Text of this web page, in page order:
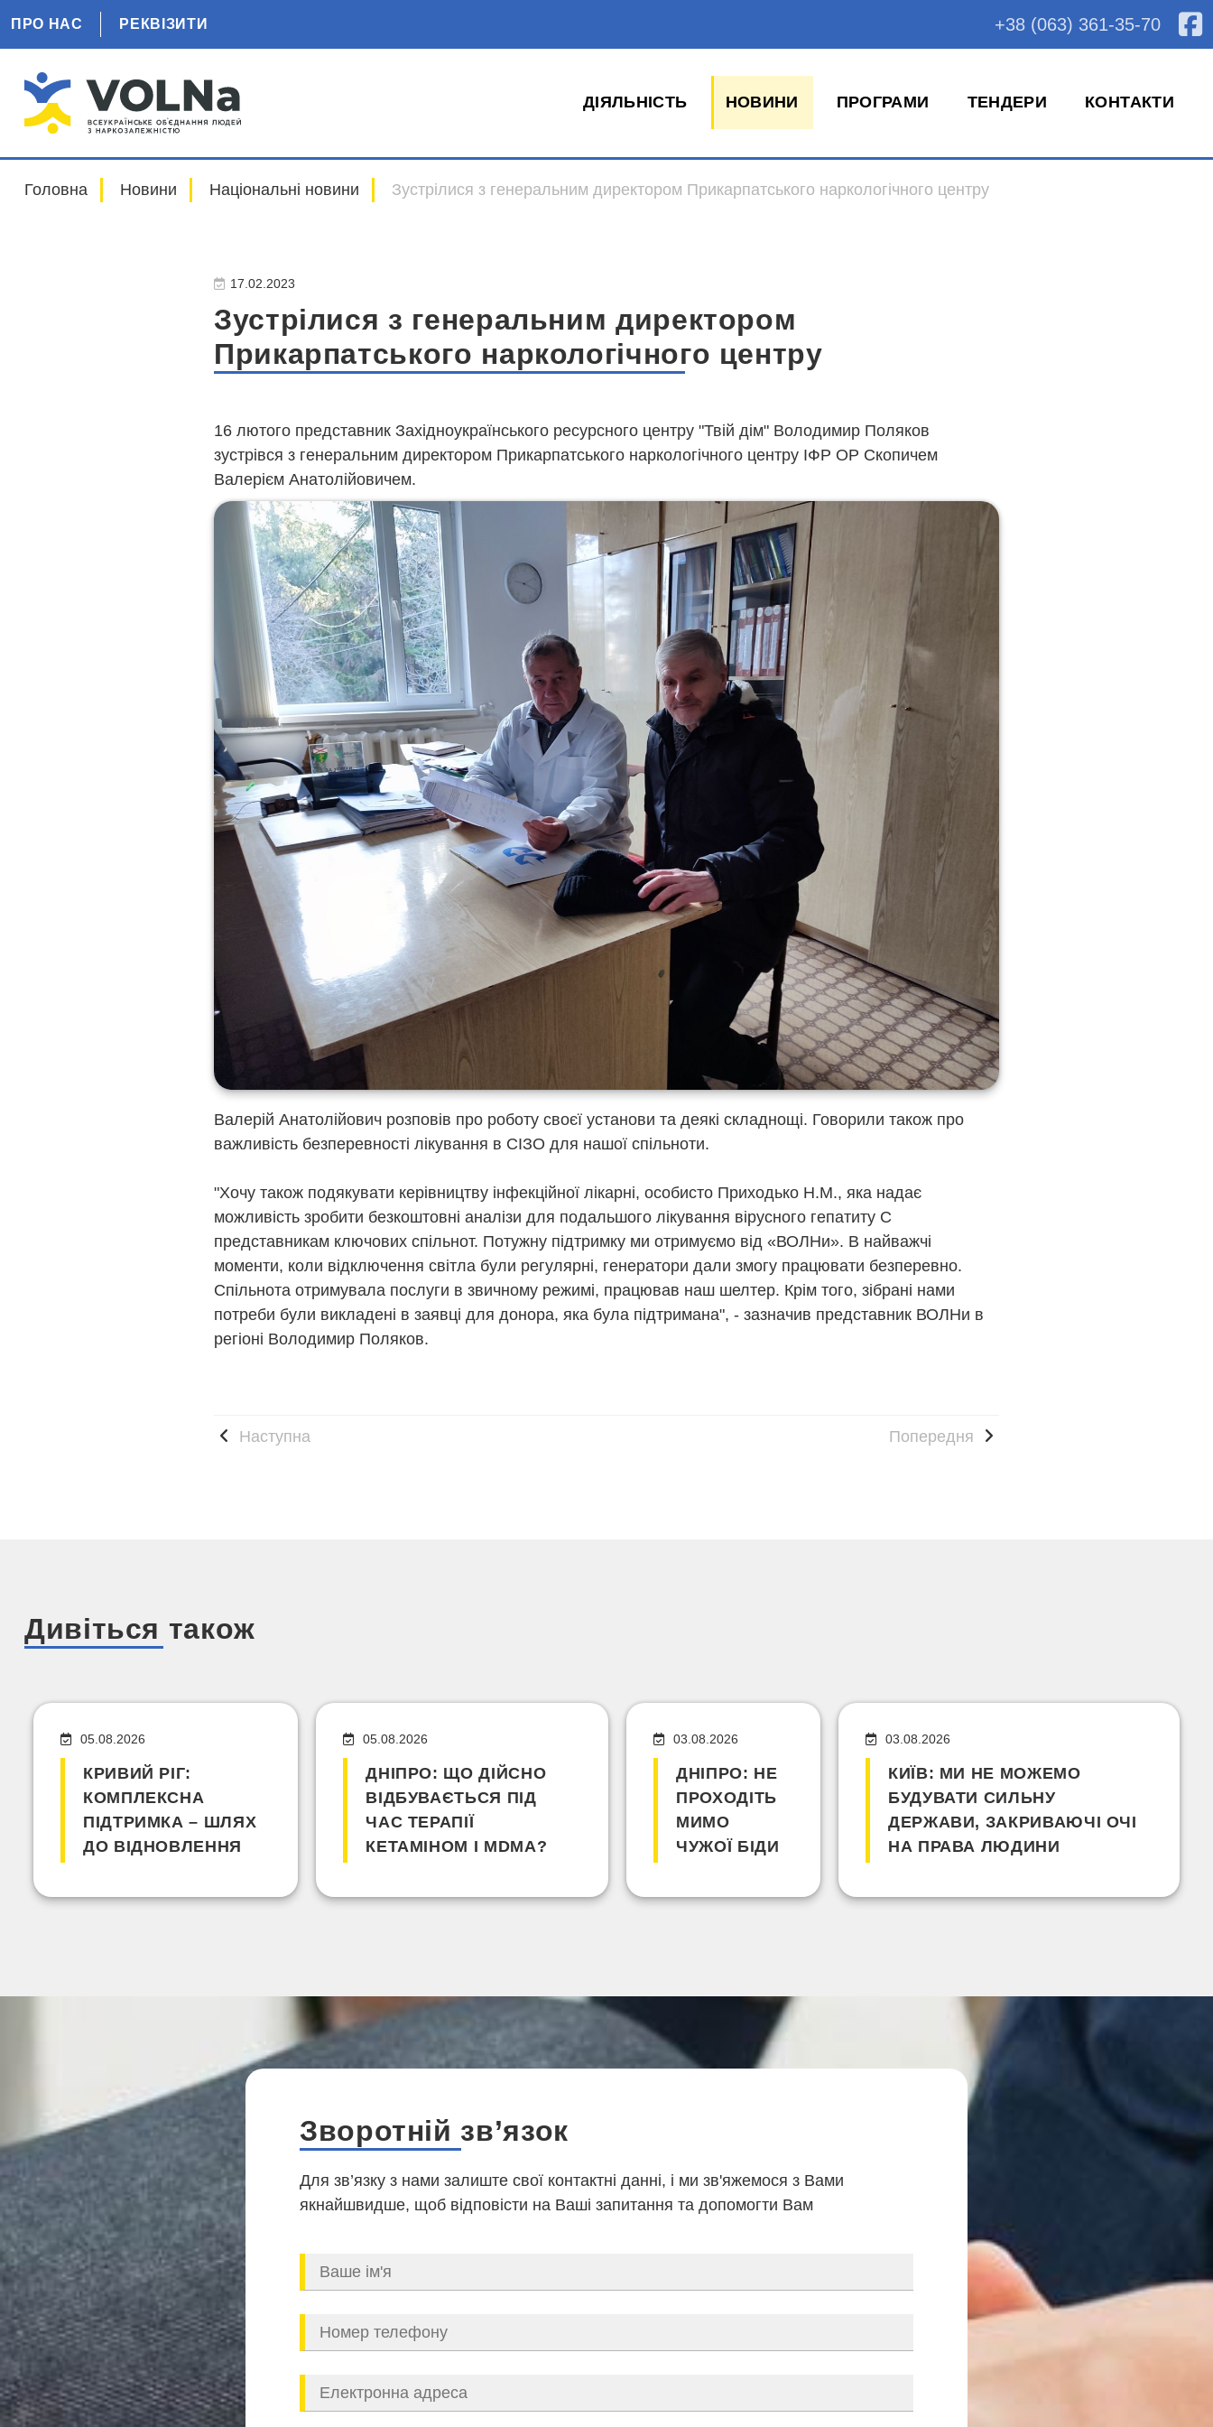
ПРО НАС РЕКВІЗИТИ +38 (063) 361-35-70
ДІЯЛЬНІСТЬ НОВИНИ ПРОГРАМИ ТЕНДЕРИ КОНТАКТИ
Головна Новини Національні новини Зустрілися з генеральним директором Прикарпатського наркологічного центру
17.02.2023
Зустрілися з генеральним директором
Прикарпатського наркологічного центру
16 лютого представник Західноукраїнського ресурсного центру "Твій дім" Володимир Поляков
зустрівся з генеральним директором Прикарпатського наркологічного центру ІФР ОР Скопичем
Валерієм Анатолійовичем.
Валерій Анатолійович розповів про роботу своєї установи та деякі складнощі. Говорили також про
важливість безперевності лікування в СІЗО для нашої спільноти.
"Хочу також подякувати керівництву інфекційної лікарні, особисто Приходько Н.М., яка надає
можливість зробити безкоштовні аналізи для подальшого лікування вірусного гепатиту С
представникам ключових спільнот. Потужну підтримку ми отримуємо від «ВОЛНи». В найважчі
моменти, коли відключення світла були регулярні, генератори дали змогу працювати безперевно.
Спільнота отримувала послуги в звичному режимі, працював наш шелтер. Крім того, зібрані нами
потреби були викладені в заявці для донора, яка була підтримана", - зазначив представник ВОЛНи в
регіоні Володимир Поляков.
Наступна Попередня
Дивіться також
05.08.2026
КРИВИЙ РІГ:
КОМПЛЕКСНА
ПІДТРИМКА – ШЛЯХ
ДО ВІДНОВЛЕННЯ
05.08.2026
ДНІПРО: ЩО ДІЙСНО
ВІДБУВАЄТЬСЯ ПІД
ЧАС ТЕРАПІЇ
КЕТАМІНОМ І MDMA?
03.08.2026
ДНІПРО: НЕ
ПРОХОДІТЬ
МИМО
ЧУЖОЇ БІДИ
03.08.2026
КИЇВ: МИ НЕ МОЖЕМО
БУДУВАТИ СИЛЬНУ
ДЕРЖАВИ, ЗАКРИВАЮЧІ ОЧІ
НА ПРАВА ЛЮДИНИ
Зворотній зв’язок
Для зв’язку з нами залиште свої контактні данні, і ми зв'яжемося з Вами
якнайшвидше, щоб відповісти на Ваші запитання та допомогти Вам